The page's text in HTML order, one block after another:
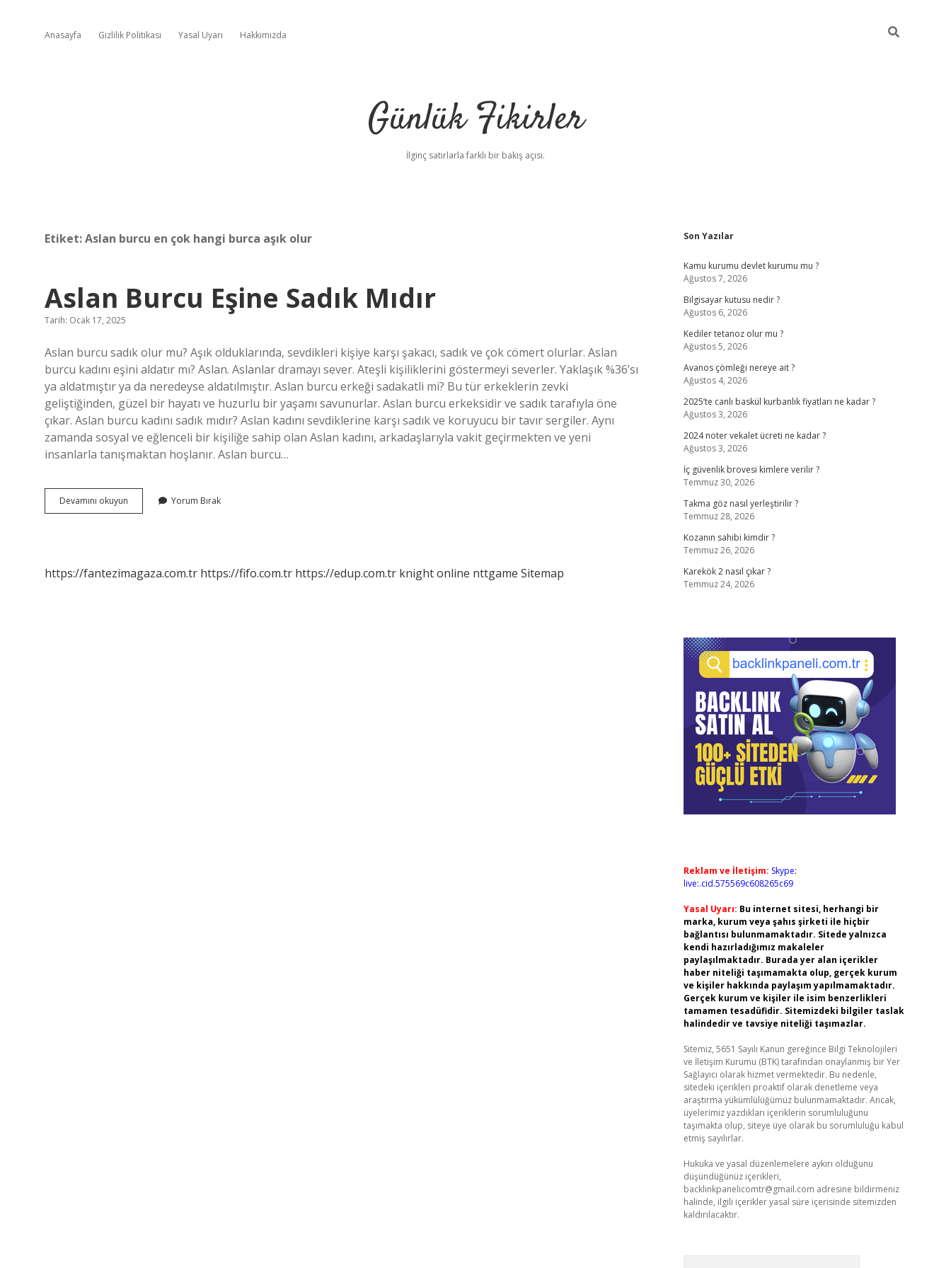
Anasayfa Gizlilik Politikası Yasal Uyarı Hakkımızda
Günlük Fikirler
İlginç satırlarla farklı bir bakış açısı.
Etiket:Aslan burcu en çok hangi burca aşık olur
Aslan Burcu Eşine Sadık Mıdır
Tarih: Ocak 17, 2025
Aslan burcu sadık olur mu? Aşık olduklarında, sevdikleri kişiye karşı şakacı, sadık ve çok cömert olurlar. Aslan
burcu kadını eşini aldatır mı? Aslan. Aslanlar dramayı sever. Ateşli kişiliklerini göstermeyi severler. Yaklaşık %36’sı
ya aldatmıştır ya da neredeyse aldatılmıştır. Aslan burcu erkeği sadakatli mi? Bu tür erkeklerin zevki
geliştiğinden, güzel bir hayatı ve huzurlu bir yaşamı savunurlar. Aslan burcu erkeksidir ve sadık tarafıyla öne
çıkar. Aslan burcu kadını sadık mıdır? Aslan kadını sevdiklerine karşı sadık ve koruyucu bir tavır sergiler. Aynı
zamanda sosyal ve eğlenceli bir kişiliğe sahip olan Aslan kadını, arkadaşlarıyla vakit geçirmekten ve yeni
insanlarla tanışmaktan hoşlanır. Aslan burcu…
Devamını okuyun
Burcu
Yorum Bırak
https://fantezimagaza.com.tr https://fifo.com.tr https://edup.com.tr knight online nttgame Sitemap
Sidebar
Son Yazılar
Kamu kurumu devlet kurumu mu ?
Ağustos 7, 2026
Bilgisayar kutusu nedir ?
Ağustos 6, 2026
Kediler tetanoz olur mu ?
Ağustos 5, 2026
Avanos çömleği nereye ait ?
Ağustos 4, 2026
2025’te canlı baskül kurbanlık fiyatları ne kadar ?
Ağustos 3, 2026
2024 noter vekalet ücreti ne kadar ?
Ağustos 3, 2026
İç güvenlik brovesi kimlere verilir ?
Temmuz 30, 2026
Takma göz nasıl yerleştirilir ?
Temmuz 28, 2026
Kozanın sahibi kimdir ?
Temmuz 26, 2026
Karekök 2 nasıl çıkar ?
Temmuz 24, 2026
Reklam ve İletişim: Skype:
live:.cid.575569c608265c69
Yasal Uyarı: Bu internet sitesi, herhangi bir
marka, kurum veya şahıs şirketi ile hiçbir
bağlantısı bulunmamaktadır. Sitede yalnızca
kendi hazırladığımız makaleler
paylaşılmaktadır. Burada yer alan içerikler
haber niteliği taşımamakta olup, gerçek kurum
ve kişiler hakkında paylaşım yapılmamaktadır.
Gerçek kurum ve kişiler ile isim benzerlikleri
tamamen tesadüfidir. Sitemizdeki bilgiler taslak
halindedir ve tavsiye niteliği taşımazlar.
Sitemiz, 5651 Sayılı Kanun gereğince Bilgi Teknolojileri
ve İletişim Kurumu (BTK) tarafından onaylanmış bir Yer
Sağlayıcı olarak hizmet vermektedir. Bu nedenle,
sitedeki içerikleri proaktif olarak denetleme veya
araştırma yükümlülüğümüz bulunmamaktadır. Ancak,
üyelerimiz yazdıkları içeriklerin sorumluluğunu
taşımakta olup, siteye üye olarak bu sorumluluğu kabul
etmiş sayılırlar.
Hukuka ve yasal düzenlemelere aykırı olduğunu
düşündüğünüz içerikleri,
backlinkpanelicomtr@gmail.com adresine bildirmeniz
halinde, ilgili içerikler yasal süre içerisinde sitemizden
kaldırılacaktır.